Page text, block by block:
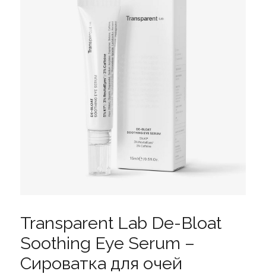
Transparent Lab De-Bloat
Soothing Eye Serum –
Сироватка для очей